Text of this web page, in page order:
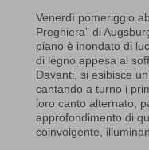
Venerdì pomeriggio
Preghiera” di
piano è inondato di
di legno appesa al
Davanti, si esibisce
cantando a turno i
loro canto alternato,
approfondimento di
coinvolgente,